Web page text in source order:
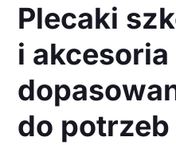
Plecaki
i akcesoria
do